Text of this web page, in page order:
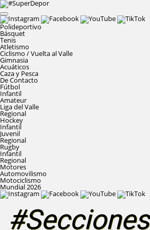
Polideportivo
Básquet
Tenis
Atletismo
Ciclismo / Vuelta al Valle
Gimnasia
Acuáticos
Caza y Pesca
De Contacto
Fútbol
Infantil
Amateur
Liga del Valle
Regional
Hockey
Infantil
Juvenil
Regional
Rugby
Infantil
Regional
Motores
Automovilismo
Motociclismo
Mundial 2026
#Secciones